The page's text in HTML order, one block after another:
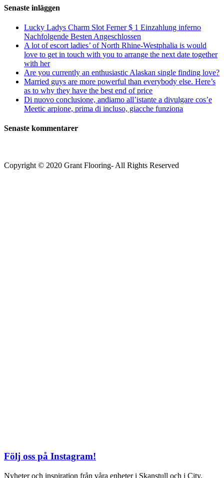
Senaste inläggen
Lucky Ladys Charm Slot Ferner $ 1 Einzahlung inferno
Nachfolgende Besten Angeschlossen
A lot of escort ladies’ of North Rhine-Westphalia is would
love to get in touch with you to arrange the next date together
with her
Are you currently an enthusiastic Alaskan single finding love?
Married guys are more powerful than everybody else. Here’s
as to why they have the best end of price
Di nuovo conclusione, andiamo all’istante a divulgare cos’e
Meetic arpione, prima di incluso, giacche funziona
Senaste kommentarer
Copyright © 2020 Grant Flooring- All Rights Reserved
Följ oss på Instagram!
Nyheter och inspiration från våra enheter i Skanstull och i City.